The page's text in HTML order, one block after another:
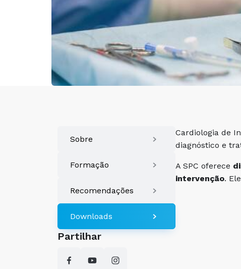
Sobre
Formação
Recomendações
Downloads
Partilhar
Cardiologia de
diagnóstico e
A SPC oferece
intervenção.